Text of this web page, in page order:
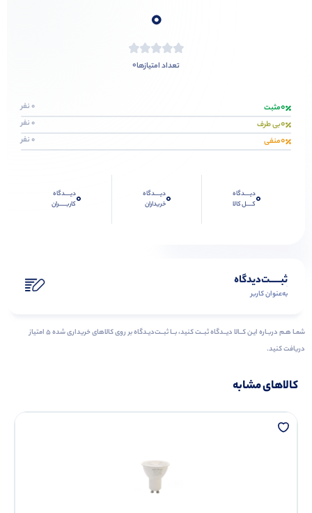
0
تعداد امتیازها0
0مثبت 0 نفر
0بی طرف 0 نفر
0منفی 0 نفر
0دیــــدگاه
کــــل کالا
0دیــــدگاه
خریداران
0دیــــدگاه
کاربـــــران
ثبـــــت‌دیدگاه
به‌عنوان کاربر
شمـا هـم دربـاره ایـن کــالا دیــدگاه ثبــت کنید، بــا ثبــت‌دیـدگاه بر روی کالاهای خریداری شده ۵ امتیاز
دریافت کنید.
کالاهای مشابه